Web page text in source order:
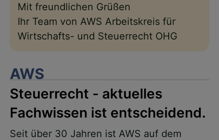
Mit freundlichen Grüßen
Ihr Team von AWS Arbeitskreis für
Wirtschafts- und Steuerrecht OHG
AWS
Steuerrecht - aktuelles
Fachwissen ist entscheidend.
Seit über 30 Jahren ist AWS auf dem